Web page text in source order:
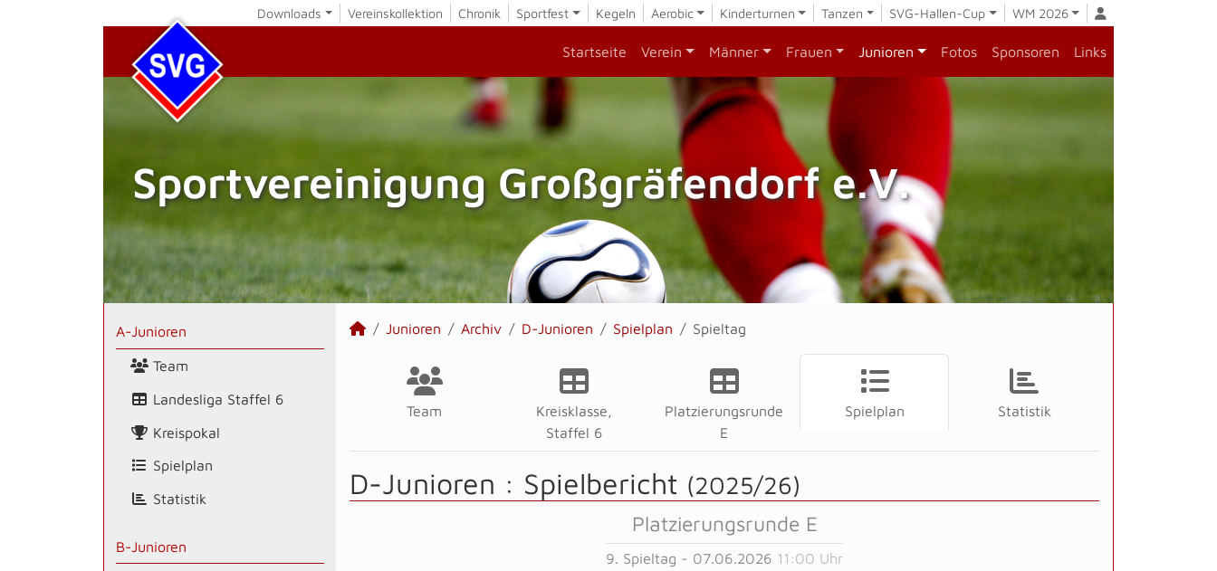
Downloads Vereinskollektion Chronik Sportfest Kegeln Aerobic Kinderturnen Tanzen SVG-Hallen-Cup WM 2026
Startseite Verein Männer Frauen Junioren Fotos Sponsoren Links
Sportvereinigung Großgräfendorf e.V.
A-Junioren
Team
Landesliga Staffel 6
Kreispokal
Spielplan
Statistik
B-Junioren
Junioren Archiv D-Junioren Spielplan Spieltag
Team
Kreisklasse,
Staffel 6
Platzierungsrunde
E
Spielplan Statistik
D-Junioren : Spielbericht (2025/26)
Platzierungsrunde E
9. Spieltag - 07.06.2026 11:00 Uhr